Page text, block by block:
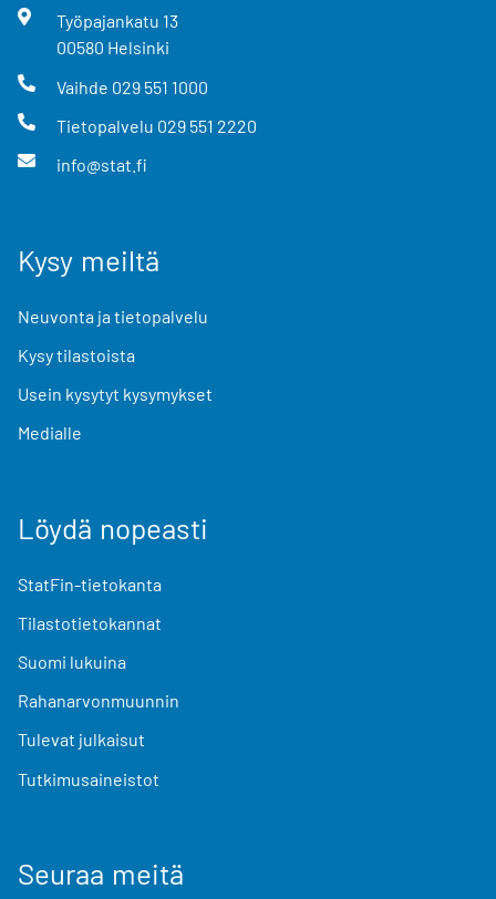
Työpajankatu 13
00580 Helsinki
Vaihde 029 551 1000
Tietopalvelu 029 551 2220
info@stat.fi
Kysy meiltä
Neuvonta ja tietopalvelu
Kysy tilastoista
Usein kysytyt kysymykset
Medialle
Löydä nopeasti
StatFin-tietokanta
Tilastotietokannat
Suomi lukuina
Rahanarvonmuunnin
Tulevat julkaisut
Tutkimusaineistot
Seuraa meitä